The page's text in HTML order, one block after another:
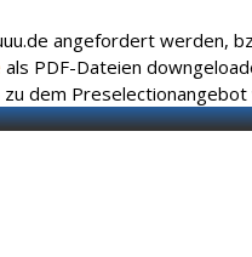
angefordert werden,
als PDF-Dateien
dem Preselectionangebot